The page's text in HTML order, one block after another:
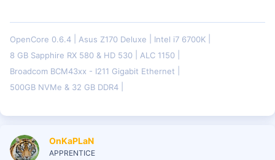
OpenCore 0.6.4 Asus Z170 Deluxe
Intel i7 6700K
8 GB Sapphire RX 580 & HD 530
ALC 1150
Broadcom BCM43xx - I211 Gigabit Ethernet
500GB NVMe & 32 GB DDR4
OnKaPLaN
APPRENTICE